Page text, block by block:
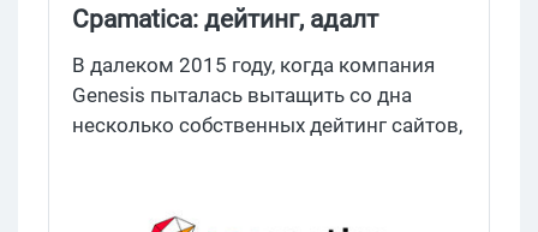
Cpamatica: дейтинг, адалт
партнерская программа с
прямыми и smartlink офферами
В далеком 2015 году, когда компания
Genesis пыталась вытащить со дна
несколько собственных дейтинг сайтов,
занималось закупкой дешевого дейтинг